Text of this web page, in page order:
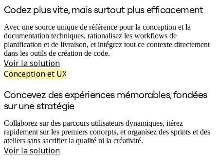
Académie
Webinaires
Formations Reforge
Communauté et service d’assistance
Centre d’assistance
Évènements
Communauté
Partenaires et services
Partenaires de solutions
Tarifs
Codez plus vite, mais surtout plus efficacement
Avec une source unique de référence pour la conception et la
documentation techniques, rationalisez les workflows de
planification et de livraison, et intégrez tout ce contexte directement
dans les outils de création de code.
Voir la solution
Conception et UX
Concevez des expériences mémorables, fondées
sur une stratégie
Collaborez sur des parcours utilisateurs dynamiques, itérez
rapidement sur les premiers concepts, et organisez des sprints et des
ateliers sans sacrifier la qualité ni la créativité.
Voir la solution